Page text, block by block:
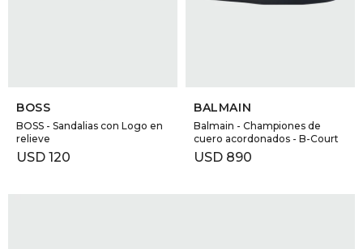
BOSS
BOSS - Sandalias con Logo en
relieve
USD 120
BALMAIN
Balmain - Championes de
cuero acordonados - B-Court
USD 890